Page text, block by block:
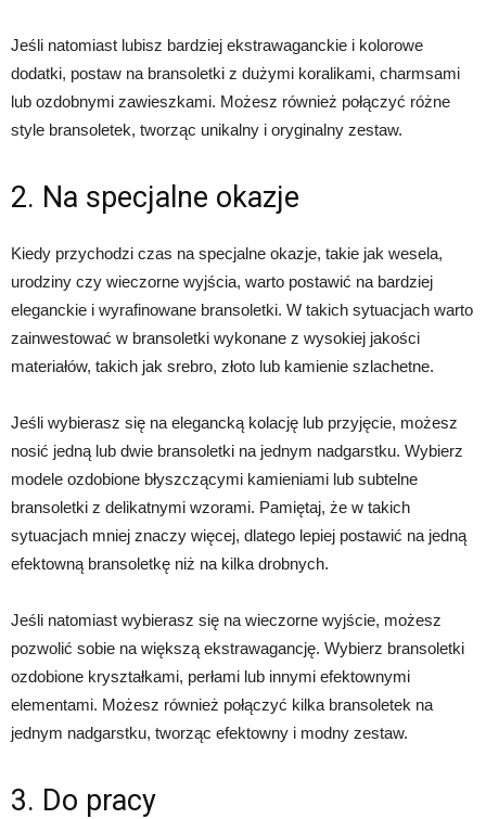
Jeśli natomiast lubisz bardziej ekstrawaganckie i kolorowe
dodatki, postaw na bransoletki z dużymi koralikami, charmsami
lub ozdobnymi zawieszkami. Możesz również połączyć różne
style bransoletek, tworząc unikalny i oryginalny zestaw.
2. Na specjalne okazje
Kiedy przychodzi czas na specjalne okazje, takie jak wesela,
urodziny czy wieczorne wyjścia, warto postawić na bardziej
eleganckie i wyrafinowane bransoletki. W takich sytuacjach warto
zainwestować w bransoletki wykonane z wysokiej jakości
materiałów, takich jak srebro, złoto lub kamienie szlachetne.
Jeśli wybierasz się na elegancką kolację lub przyjęcie, możesz
nosić jedną lub dwie bransoletki na jednym nadgarstku. Wybierz
modele ozdobione błyszczącymi kamieniami lub subtelne
bransoletki z delikatnymi wzorami. Pamiętaj, że w takich
sytuacjach mniej znaczy więcej, dlatego lepiej postawić na jedną
efektowną bransoletkę niż na kilka drobnych.
Jeśli natomiast wybierasz się na wieczorne wyjście, możesz
pozwolić sobie na większą ekstrawagancję. Wybierz bransoletki
ozdobione kryształkami, perłami lub innymi efektownymi
elementami. Możesz również połączyć kilka bransoletek na
jednym nadgarstku, tworząc efektowny i modny zestaw.
3. Do pracy